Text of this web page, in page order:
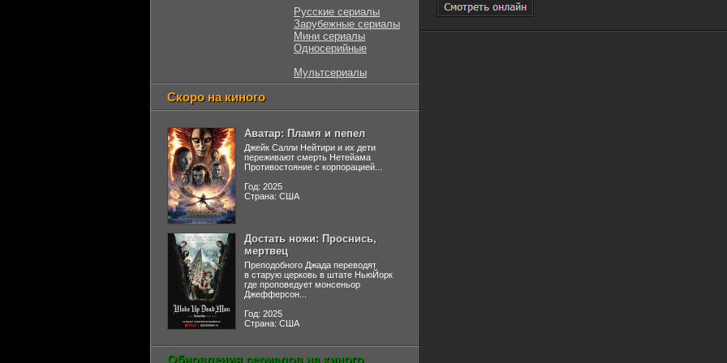
Русские сериалы
Зарубежные сериалы
Мини сериалы
Односерийные
Мультсериалы
Скоро на киного
Аватар: Пламя и пепел
Джейк Салли Нейтири и их дети
переживают смерть Нетейама
Противостояние с корпорацией...
Год: 2025
Страна: США
Достать ножи: Проснись,
мертвец
Преподобного Джада переводят
в старую церковь в штате НьюЙорк
где проповедует монсеньор
Джефферсон...
Год: 2025
Страна: США
Обновления сериалов на киного